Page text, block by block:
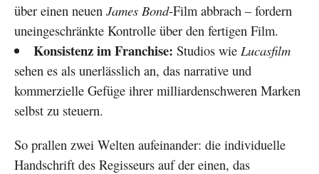
über einen neuen James Bond-Film abbrach – fordern
uneingeschränkte Kontrolle über den fertigen Film.
Konsistenz im Franchise: Studios wie Lucasfilm
sehen es als unerlässlich an, das narrative und
kommerzielle Gefüge ihrer milliardenschweren Marken
selbst zu steuern.
So prallen zwei Welten aufeinander: die individuelle
Handschrift des Regisseurs auf der einen, das